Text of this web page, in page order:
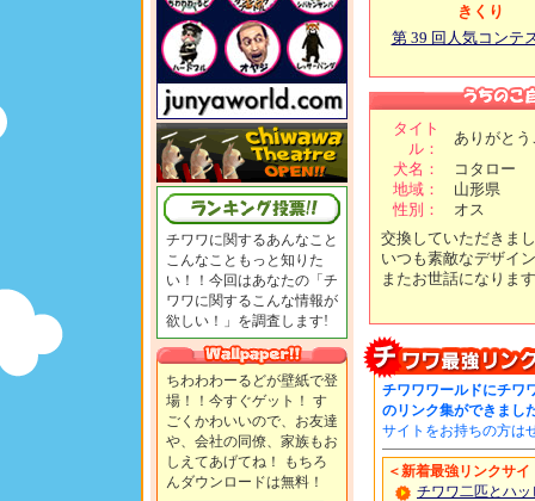
チワワに関するあんなこと
こんなこともっと知りた
い！！今回はあなたの「チ
ワワに関するこんな情報が
欲しい！」を調査します!
ちわわわーるどが壁紙で登
場！！今すぐゲット！ す
ごくかわいいので、お友達
や、会社の同僚、家族もお
しえてあげてね！ もちろ
んダウンロードは無料！
きくり
第 39 回人気コンテ
タイト
ル：
ありがと
犬名：
コタロー
地域：
山形県
性別：
オス
交換していただきま
いつも素敵なデザイ
またお世話になりま
チワワワールドにチワ
のリンク集ができまし
サイトをお持ちの方は
＜新着最強リンクサ
チワワ二匹とハ